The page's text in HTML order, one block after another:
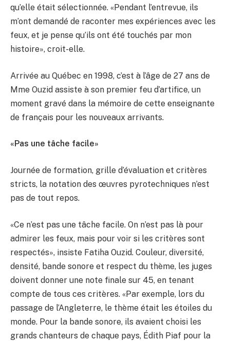
qu’elle était sélectionnée. «Pendant l’entrevue, ils
m’ont demandé de raconter mes expériences avec les
feux, et je pense qu’ils ont été touchés par mon
histoire», croit-elle.
Arrivée au Québec en 1998, c’est à l’âge de 27 ans de
Mme Ouzid assiste à son premier feu d’artifice, un
moment gravé dans la mémoire de cette enseignante
de français pour les nouveaux arrivants.
«Pas une tâche facile»
Journée de formation, grille d’évaluation et critères
stricts, la notation des œuvres pyrotechniques n’est
pas de tout repos.
«Ce n’est pas une tâche facile. On n’est pas là pour
admirer les feux, mais pour voir si les critères sont
respectés», insiste Fatiha Ouzid. Couleur, diversité,
densité, bande sonore et respect du thème, les juges
doivent donner une note finale sur 45, en tenant
compte de tous ces critères. «Par exemple, lors du
passage de l’Angleterre, le thème était les étoiles du
monde. Pour la bande sonore, ils avaient choisi les
grands chanteurs de chaque pays, Édith Piaf pour la